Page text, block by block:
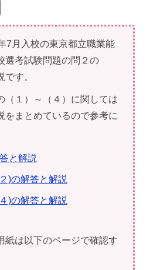
7月入校の東京都立職業能
選考試験問題の問２の
です。
（１）～（４）に関しては
をまとめているので参考に
と解説
)の解答と解説
)の解答と解説
紙は以下のページで確認す